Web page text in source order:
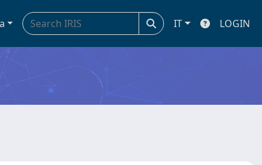
IT LOGIN